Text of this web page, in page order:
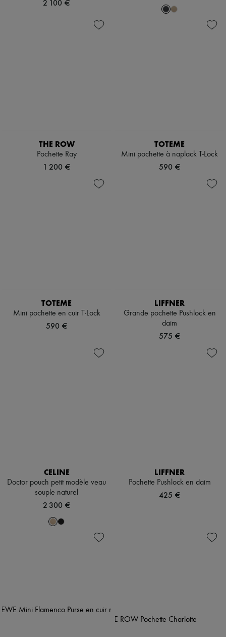
2 100 €
THE ROW
Pochette Ray
1 200 €
TOTEME
Mini pochette à naplack T-Lock
590 €
TOTEME
Mini pochette en cuir T-Lock
590 €
LIFFNER
Grande pochette Pushlock en
daim
575 €
CELINE
Doctor pouch petit modèle veau
souple naturel
2 300 €
LIFFNER
Pochette Pushlock en daim
425 €